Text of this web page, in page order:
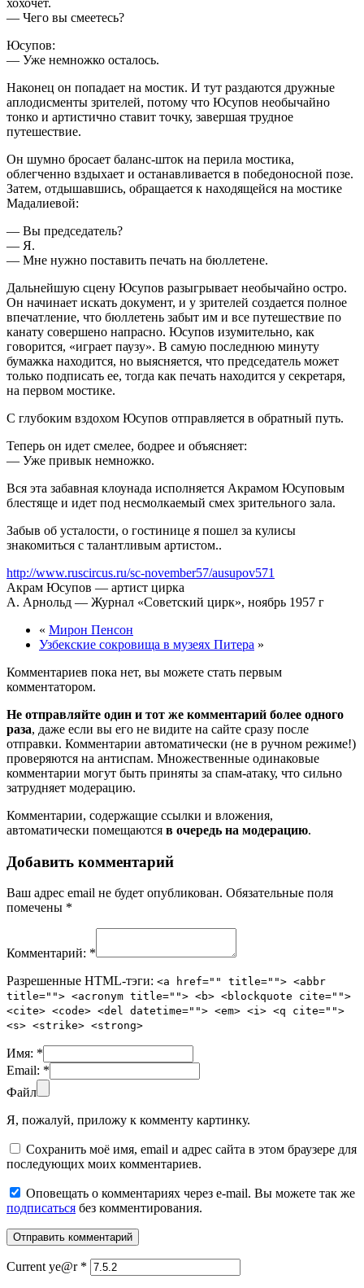
— Чего вы смеетесь?
Юсупов:
— Уже немножко осталось.
Наконец он попадает на мостик. И тут раздаются дружные
аплодисменты зрителей, потому что Юсупов необычайно
тонко и артистично ставит точку, завершая трудное
путешествие.
Он шумно бросает баланс-шток на перила мостика,
облегченно вздыхает и оста­навливается в победоносной позе.
Затем, отдышавшись, обращается к находящей­ся на мостике
Мадалиевой:
— Вы председатель?
— Я.
— Мне нужно поставить печать на бюл­летене.
Дальнейшую сцену Юсупов разыгры­вает необычайно остро.
Он начинает искать документ, и у зрителей создается полное
впечатление, что бюллетень за­быт им и все путешествие по
канату совершено напрасно. Юсупов изумитель­но, как
говорится, «играет паузу». В самую последнюю минуту
бумажка находится, но выясняется, что председатель может
только подписать ее, тогда как печать находится у секретаря,
на первом мостике.
С глубоким вздохом Юсупов отправляется в обратный путь.
Теперь он идет смелее, бодрее и объясняет:
— Уже привык немножко.
Вся эта забавная клоунада испол­няется Акрамом Юсуповым
блестяще и идет под несмолкаемый смех зрительного зала.
Забыв об усталости, о гостинице я по­шел за кулисы
знакомиться с талантливым артистом..
http://www.ruscircus.ru/sc-november57/ausupov571
Акрам Юсупов — артист цирка
А. Арнольд — Журнал «Советский цирк», ноябрь 1957 г
« Мирон Пенсон
Узбекские сокровища в музеях Питера »
Комментариев пока нет, вы можете стать первым
комментатором.
Не отправляйте один и тот же комментарий более одного
раза, даже если вы его не видите на сайте сразу после
отправки. Комментарии автоматически (не в ручном режиме!)
проверяются на антиспам. Множественные одинаковые
комментарии могут быть приняты за спам-атаку, что сильно
затрудняет модерацию.
Комментарии, содержащие ссылки и вложения,
автоматически помещаются в очередь на модерацию.
Добавить комментарий
Ваш адрес email не будет опубликован. Обязательные поля
помечены *
Комментарий: *
Разрешенные HTML-тэги: <a href="" title=""> <abbr
title=""> <acronym title=""> <b> <blockquote cite="">
<cite> <code> <del datetime=""> <em> <i> <q cite="">
<s> <strike> <strong>
Имя: *
Email: *
Файл
Я, пожалуй, приложу к комменту картинку.
Сохранить моё имя, email и адрес сайта в этом браузере для
последующих моих комментариев.
Оповещать о комментариях через e-mail. Вы можете так же
подписаться без комментирования.
Current ye@r *